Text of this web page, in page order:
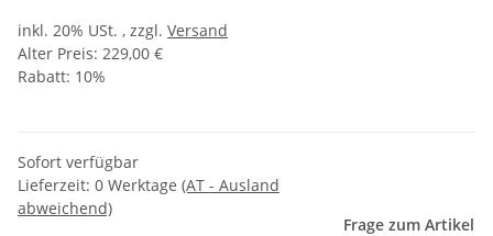
inkl. 20% USt. , zzgl. Versand
Alter Preis: 229,00 €
Rabatt: 10%
Sofort verfügbar
Lieferzeit: 0 Werktage (AT - Ausland
abweichend)
Frage zum Artikel